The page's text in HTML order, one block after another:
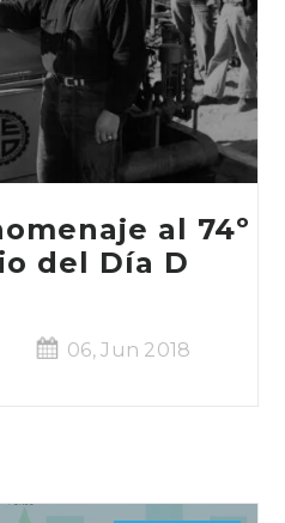
al 74º
del Día D
06, Jun 2018